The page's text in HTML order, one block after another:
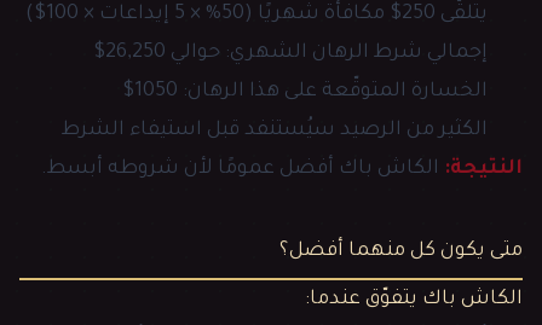
يتلقّى 250$ مكافأة شهريًا (50% × 5 إيداعات × 100$)
إجمالي شرط الرهان الشهري: حوالي 26,250$
الخسارة المتوقّعة على هذا الرهان: 1050$
الكثير من الرصيد سيُستنفد قبل استيفاء الشرط
النتيجة: الكاش باك أفضل عمومًا لأن شروطه أبسط.
متى يكون كل منهما أفضل؟
الكاش باك يتفوّق عندما: